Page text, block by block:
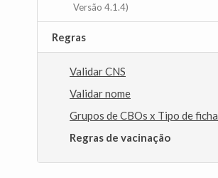
Versão 4.1.4)
Regras
Validar CNS
Validar nome
Grupos de CBOs x Tipo de ficha
Regras de vacinação